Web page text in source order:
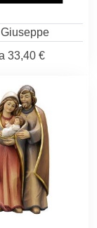
33,40 €